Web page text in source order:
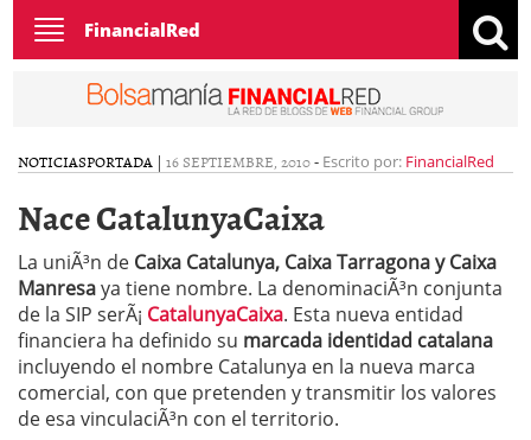
Toggle
navigation
FinancialRed
NOTICIASPORTADA | 16 SEPTIEMBRE, 2010- Escrito por: FinancialRed
Nace CatalunyaCaixa
La uniÃ³n de Caixa Catalunya, Caixa Tarragona y Caixa
Manresaya tiene nombre. La denominaciÃ³n conjunta
de la SIP serÃ¡ CatalunyaCaixa. Esta nueva entidad
financiera ha definido su marcada identidad catalana
incluyendo el nombre Catalunya en la nueva marca
comercial, con que pretenden y transmitir los valores
de esa vinculaciÃ³n con el territorio.